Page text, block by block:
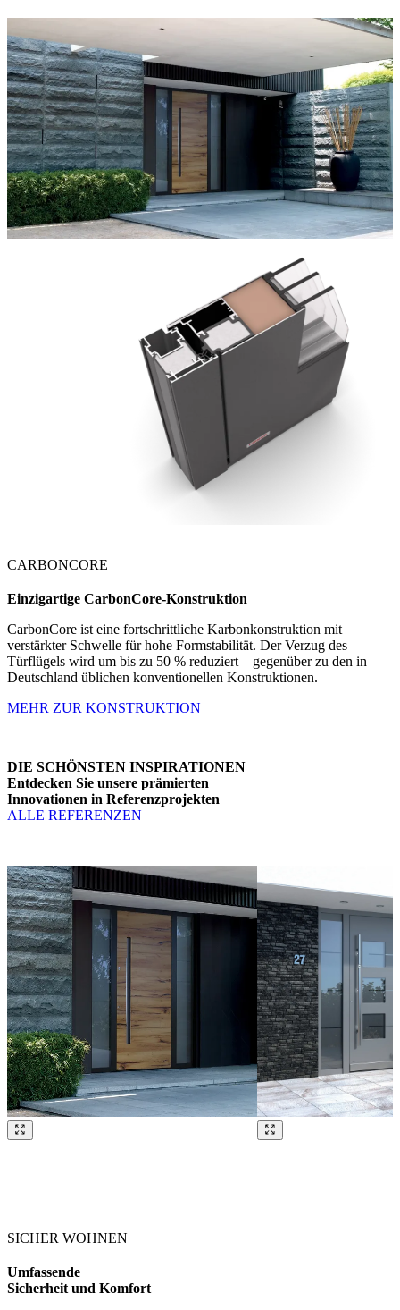
CARBONCORE
Einzigartige CarbonCore-Konstruktion
CarbonCore ist eine fortschrittliche Karbonkonstruktion mit
verstärkter Schwelle für hohe Formstabilität. Der Verzug des
Türflügels wird um bis zu 50 % reduziert – gegenüber zu den in
Deutschland üblichen konventionellen Konstruktionen.
MEHR ZUR KONSTRUKTION
DIE SCHÖNSTEN INSPIRATIONEN
Entdecken Sie unsere prämierten
Innovationen in Referenzprojekten
ALLE REFERENZEN
SICHER WOHNEN
Umfassende
Sicherheit und Komfort